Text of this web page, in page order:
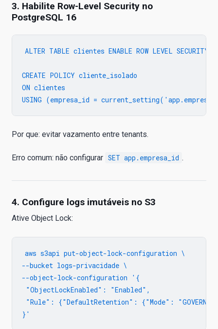
3. Habilite Row-Level Security no
PostgreSQL 16
ALTER TABLE clientes ENABLE ROW LEVEL SECURITY;
CREATE POLICY cliente_isolado
ON clientes
Por que: evitar vazamento entre tenants.
Erro comum: não configurar SET app.empresa_id .
4. Configure logs imutáveis no S3
Ative Object Lock:
aws s3api put-object-lock-configuration \
--bucket logs-privacidade \
--object-lock-configuration '{
"ObjectLockEnabled": "Enabled",
"Rule": {"DefaultRetention": {"Mode":